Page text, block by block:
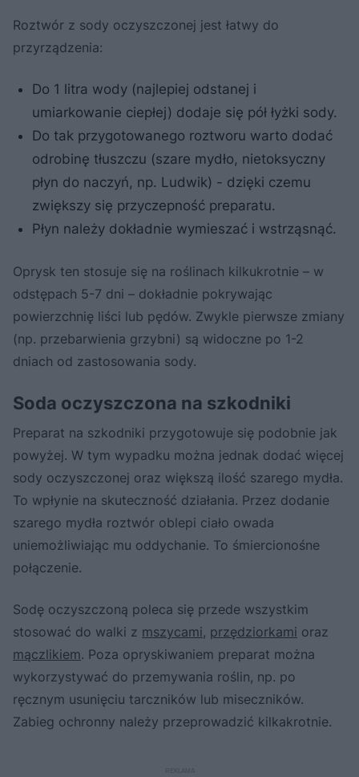
Roztwór z sody oczyszczonej jest łatwy do
przyrządzenia:
Do 1 litra wody (najlepiej odstanej i
umiarkowanie ciepłej) dodaje się pół łyżki sody.
Do tak przygotowanego roztworu warto dodać
odrobinę tłuszczu (szare mydło, nietoksyczny
płyn do naczyń, np. Ludwik) - dzięki czemu
zwiększy się przyczepność preparatu.
Płyn należy dokładnie wymieszać i wstrząsnąć.
Oprysk ten stosuje się na roślinach kilkukrotnie – w
odstępach 5-7 dni – dokładnie pokrywając
powierzchnię liści lub pędów. Zwykle pierwsze zmiany
(np. przebarwienia grzybni) są widoczne po 1-2
dniach od zastosowania sody.
Soda oczyszczona na szkodniki
Preparat na szkodniki przygotowuje się podobnie jak
powyżej. W tym wypadku można jednak dodać więcej
sody oczyszczonej oraz większą ilość szarego mydła.
To wpłynie na skuteczność działania. Przez dodanie
szarego mydła roztwór oblepi ciało owada
uniemożliwiając mu oddychanie. To śmiercionośne
połączenie.
Sodę oczyszczoną poleca się przede wszystkim
stosować do walki z mszycami, przędziorkami oraz
mączlikiem. Poza opryskiwaniem preparat można
wykorzystywać do przemywania roślin, np. po
ręcznym usunięciu tarczników lub miseczników.
Zabieg ochronny należy przeprowadzić kilkakrotnie.